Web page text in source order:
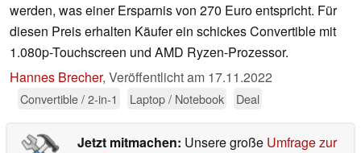
werden, was einer Ersparnis von 270 Euro entspricht. Für
diesen Preis erhalten Käufer ein schickes Convertible mit
1.080p-Touchscreen und AMD Ryzen-Prozessor.
Hannes Brecher, Veröffentlicht am 17.11.2022
Convertible / 2-in-1 Laptop / Notebook Deal
Jetzt mitmachen: Unsere große Umfrage zur